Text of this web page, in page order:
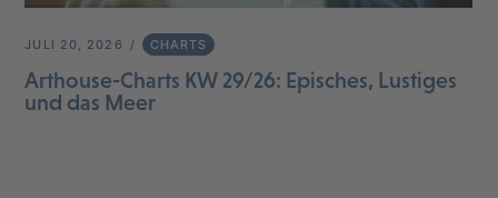
JULI 20, 2026 CHARTS
Arthouse-Charts KW 29/26: Episches, Lustiges
und das Meer